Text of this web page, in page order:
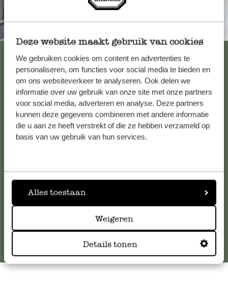
Deze website maakt gebruik van cookies
We gebruiken cookies om content en advertenties te
personaliseren, om functies voor social media te bieden en
om ons websiteverkeer te analyseren. Ook delen we
informatie over uw gebruik van onze site met onze partners
voor social media, adverteren en analyse. Deze partners
kunnen deze gegevens combineren met andere informatie
die u aan ze heeft verstrekt of die ze hebben verzameld op
basis van uw gebruik van hun services.
Alles toestaan
Weigeren
Details tonen
Kundenservice/Hilfe
Falls Sie Fragen haben oder Tipps und Hilfe brauchen, wenden
Sie sich bitte an unseren Kundenservice. Oder lesen Sie hier
kundenservice@dille-kamille.at
Online-Kundenservice